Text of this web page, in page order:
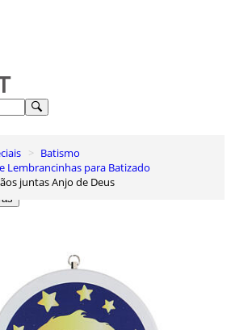
Batismo
e Lembrancinhas para Batizado
juntas Anjo de Deus